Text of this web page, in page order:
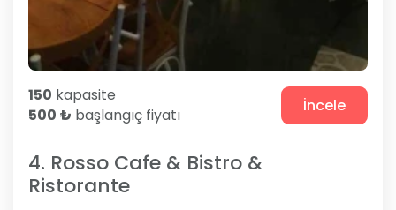
150 kapasite
500 ₺ başlangıç fiyatı İncele
4. Rosso Cafe & Bistro &
Ristorante